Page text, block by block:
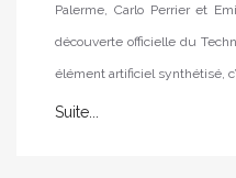
Palerme, Carlo Perrier et
découverte officielle du
élément artificiel synthétisé,
Suite...